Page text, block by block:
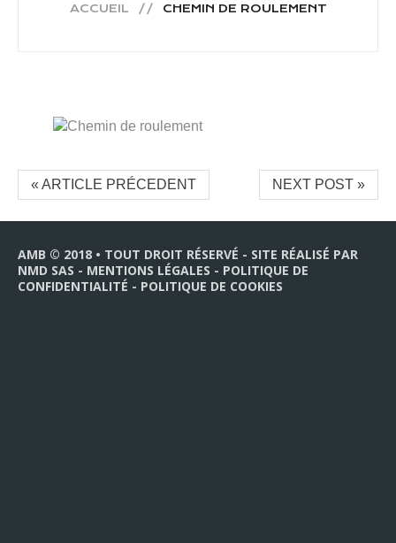
ACCUEIL CHEMIN DE ROULEMENT
« ARTICLE PRÉCEDENT NEXT POST »
AMB © 2018 • TOUT DROIT RÉSERVÉ - SITE RÉALISÉ PAR
NMD SAS - MENTIONS LÉGALES - POLITIQUE DE
CONFIDENTIALITÉ - POLITIQUE DE COOKIES